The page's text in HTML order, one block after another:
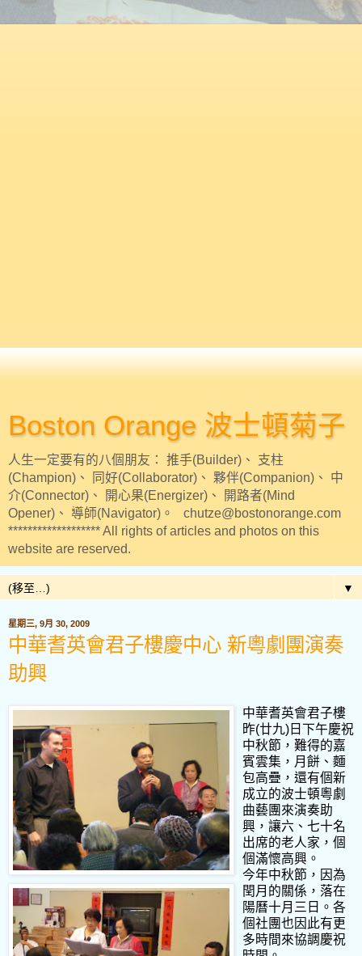
Boston Orange 波士頓菊子
人生一定要有的八個朋友： 推手(Builder)、 支柱
(Champion)、 同好(Collaborator)、 夥伴(Companion)、 中
介(Connector)、 開心果(Energizer)、 開路者(Mind
Opener)、 導師(Navigator)。 chutze@bostonorange.com
******************* All rights of articles and photos on this
website are reserved.
▼
星期三, 9月 30, 2009
中華耆英會君子樓慶中心 新粵劇團演奏
助興
中華耆英會君子樓
昨(廿九)日下午慶祝
中秋節，難得的嘉
賓雲集，月餅、麵
包高疊，還有個新
成立的波士頓粵劇
曲藝團來演奏助
興，讓六、七十名
出席的老人家，個
個滿懷高興。
今年中秋節，因為
閏月的關係，落在
陽曆十月三日。各
個社團也因此有更
多時間來協調慶祝